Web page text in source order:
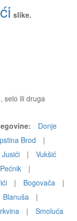
slike.
selo ili druga
Donje
Brod
|
Jusići |
Vukšić
Pećnik
|
| Bogovača
|
Blanuša
|
|
Smoluća